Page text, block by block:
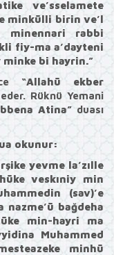
ve’sselamete
minkülli birin ve’l
minennari rabbi
fiy-ma a’dayteni
bi hayrin.”
“Allahü ekber
Rüknü Yemani
Atina” duası
okunur:
yevme la’zılle
veskıniy min
(sav)’e
nazme’ü bağdeha
min-hayri ma
Muhammed
minhü